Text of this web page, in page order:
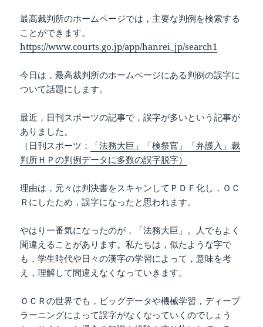
最高裁判所のホームページでは，主要な判例を検索する
ことができます。
https://www.courts.go.jp/app/hanrei_jp/search1
今日は，最高裁判所のホームページにある判例の誤字に
ついて話題にします。
最近，日刊スポーツの記事で，誤字が多いという記事が
ありました。
（日刊スポーツ：
「法務大巨」「検祭官」「弁護入」裁
判所ＨＰの判例データに多数の誤字脱字）
理由は，元々は判決書をスキャンしてＰＤＦ化し，ＯＣ
Ｒにしたため，誤字になったと思われます。
やはり一番気になったのが，「法務大巨」。人でもよく
間違えることがあります。私たちは，似たような字で
も，学生時代や日々の漢字の学習によって，意味を考
え，理解して間違えなくなっていきます。
ＯＣＲの世界でも，ビッグデータや機械学習，ディープ
ラーニングによって誤字がなくなっていくのでしょう